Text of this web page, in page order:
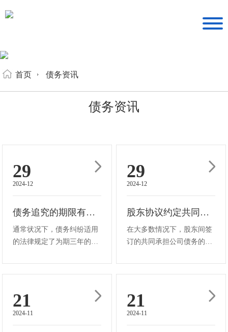
首页 债务资讯
债务资讯
29
2024-12
债务追究的期限有多少年？
通常状况下，债务纠纷适用
的法律规定了为期三年的诉
者应当知道其权利受到损害
年内提起诉讼或采取其他法
定方式主张权利。在此期
间，债权人可依法向法院起
诉要求债务···
29
2024-12
股东协议约定共同承担债务是否有效？
在大多数情况下，股东间签
订的共同承担公司债务的协
操作性，不过这都要以符合
作为首要的考量因素，这份
协议的条款必须是各签署方
真实的意愿体现，不存在任
何欺诈、···
21
2024-11
21
2024-11